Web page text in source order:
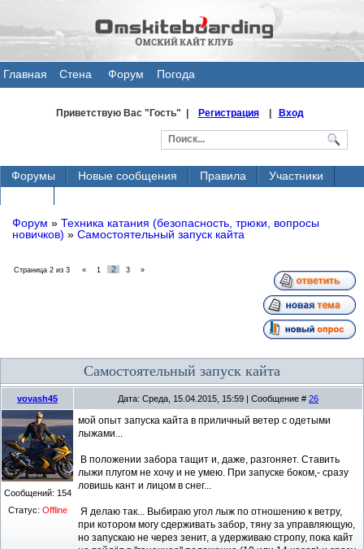
Главная
Стена
Форум Погода
Приветствую Вас"Гость" | Регистрация| Вход
Форумы Новые сообщения Правила
Участники
Форум » Техника катания (безопасность, трюки, вопросы
новичков) » Самостоятельный запуск кайта
Страница 2 из 3 « 1 2 3 »
Самостоятельный запуск кайта
vovash45 Дата: Среда, 15.04.2015, 15:59 | Сообщение # 26
Сообщений: 154
Статус: Offline
мой опыт запуска кайта в приличный ветер с одетыми
лыжами...
В положении забора тащит и, даже, разгоняет. Ставить
лыжи плугом не хочу и не умею. При запуске боком,- сразу
ловишь кант и лицом в снег...
Я делаю так... Выбираю угол лыж по отношению к ветру,
при котором могу сдерживать забор, тяну за управляющую,
но запускаю не через зенит, а удерживаю стропу, пока кайт